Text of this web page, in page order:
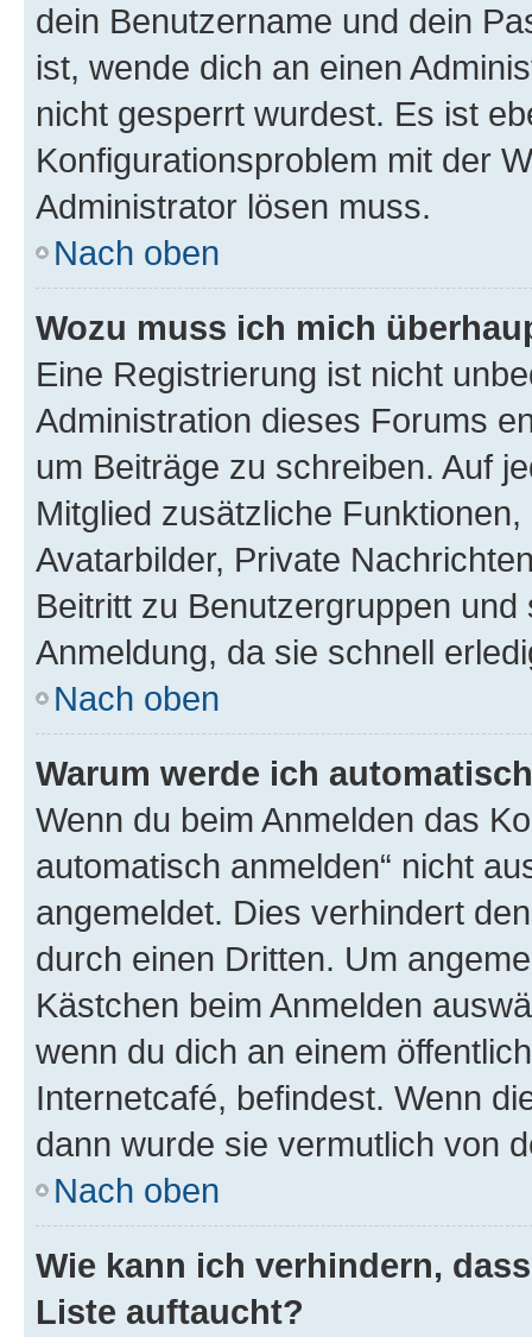
dein Benutzername und dein
ist, wende dich an einen
nicht gesperrt wurdest. Es ist
Konfigurationsproblem mit der
Administrator lösen muss.
Nach oben
Wozu muss ich mich
Eine Registrierung ist nicht
Administration dieses Forums
um Beiträge zu schreiben. Auf
Mitglied zusätzliche
Avatarbilder, Private
Beitritt zu Benutzergruppen
Anmeldung, da sie schnell
Nach oben
Warum werde ich
Wenn du beim Anmelden das
automatisch anmelden“ nicht
angemeldet. Dies verhindert
durch einen Dritten. Um
Kästchen beim Anmelden
wenn du dich an einem
Internetcafé, befindest. Wenn
dann wurde sie vermutlich von
Nach oben
Wie kann ich verhindern,
Liste auftaucht?